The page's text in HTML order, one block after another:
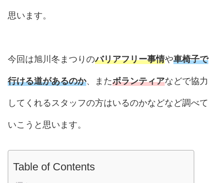
思います。
今回は旭川冬まつりのバリアフリー事情や車椅子で
行ける道があるのか、またボランティアなどで協力
してくれるスタッフの方はいるのかなどなど調べて
いこうと思います。
Table of Contents